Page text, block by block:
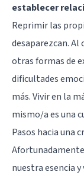
establecer
Reprimir las
desaparezcan. Al
otras formas de
dificultades
más. Vivir en la
mismo/a es una
Pasos hacia una
nuestra esencia